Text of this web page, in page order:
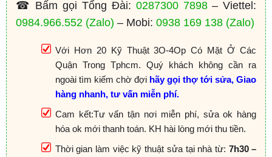
☎ Bấm gọi Tổng Đài: 0287300 7898– Viettel:
0984.966.552 (Zalo) – Mobi: 0938 169 138 (Zalo)
Với Hơn 20 Kỹ Thuật 3O-4Op Có Mặt Ở Các
Quận Trong Tphcm. Quý khách không cần ra
ngoài tìm kiếm chờ đợi hãy gọi thợ tới sửa, Giao
hàng nhanh, tư vấn miễn phí.
Cam kết:Tư vấn tận nơi miễn phí, sửa ok hàng
hóa ok mới thanh toán. KH hài lòng mới thu tiền.
Thời gian làm việc kỹ thuật sửa tại nhà từ: 7h30 –